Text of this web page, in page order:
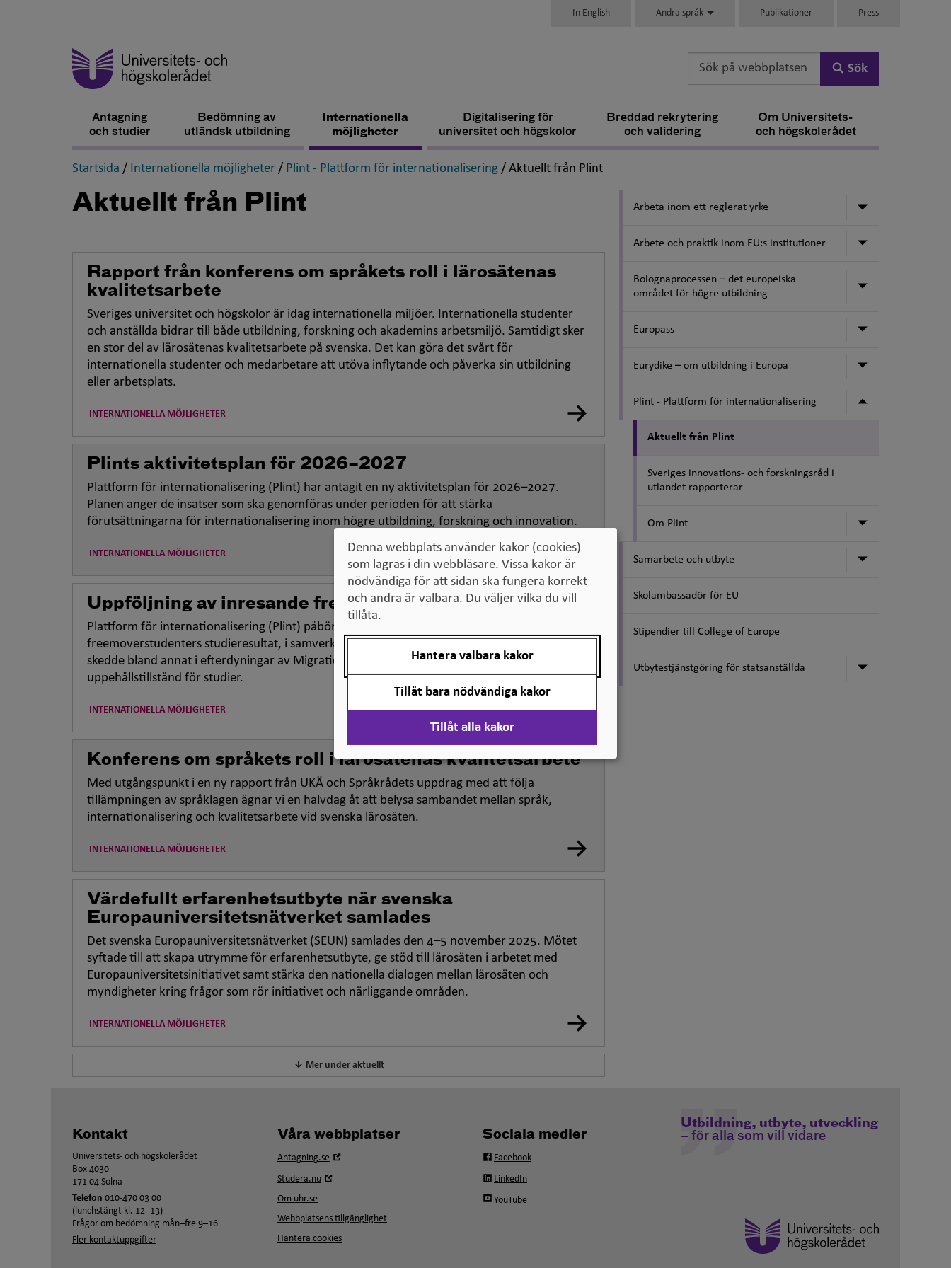
In English Andra språk Publikationer Press
Sök
Antagning
och studier
Bedömning av
utländsk utbildning
Internationella
möjligheter
Digitalisering för
universitet och högskolor
Breddad rekrytering
och validering
Om Universitets-
och högskolerådet
Startsida ,
/ Internationella möjligheter ,
/ Plint - Plattform för internationalisering ,
/ Aktuellt från Plint,
Aktuellt från Plint
Rapport från konferens om språkets roll i lärosätenas
kvalitetsarbete
Sveriges universitet och högskolor är idag internationella miljöer. Internationella studenter
och anställda bidrar till både utbildning, forskning och akademins arbetsmiljö. Samtidigt sker
en stor del av lärosätenas kvalitetsarbete på svenska. Det kan göra det svårt för
internationella studenter och medarbetare att utöva inflytande och påverka sin utbildning
eller arbetsplats.
INTERNATIONELLA MÖJLIGHETER
Plints aktivitetsplan för 2026–2027
Plattform för internationalisering (Plint) har antagit en ny aktivitetsplan för 2026–2027.
Planen anger de insatser som ska genomföras under perioden för att stärka
förutsättningarna för internationalisering inom högre utbildning, forskning och innovation.
INTERNATIONELLA MÖJLIGHETER
Uppföljning av inresande freemover studenter
Plattform för internationalisering (Plint) påbörjade hösten 2022 en uppföljning av inresande
freemoverstudenters studieresultat, i samverkan med bland andra SCB och UKÄ. Arbetet
skedde bland annat i efterdyningar av Migrationsverkets rapport Missbruk av
uppehållstillstånd för studier.
INTERNATIONELLA MÖJLIGHETER
Konferens om språkets roll i lärosätenas kvalitetsarbete
Med utgångspunkt i en ny rapport från UKÄ och Språkrådets uppdrag med att följa
tillämpningen av språklagen ägnar vi en halvdag åt att belysa sambandet mellan språk,
internationalisering och kvalitetsarbete vid svenska lärosäten.
INTERNATIONELLA MÖJLIGHETER
Värdefullt erfarenhetsutbyte när svenska
Europauniversitetsnätverket samlades
Det svenska Europauniversitetsnätverket (SEUN) samlades den 4–5 november 2025. Mötet
syftade till att skapa utrymme för erfarenhetsutbyte, ge stöd till lärosäten i arbetet med
Europauniversitetsinitiativet samt stärka den nationella dialogen mellan lärosäten och
myndigheter kring frågor som rör initiativet och närliggande områden.
INTERNATIONELLA MÖJLIGHETER
Mer under aktuellt
Arbeta inom ett reglerat yrke Undermeny
Arbete och praktik inom EU:s institutioner Undermeny
Bolognaprocessen ‒ det europeiska
området för högre utbildning
Undermeny
Europass Undermeny
Eurydike – om utbildning i Europa Undermeny
Plint - Plattform för internationalisering Undermeny
Aktuellt från Plint
Sveriges innovations- och forskningsråd i
utlandet rapporterar
Om Plint Undermeny
Samarbete och utbyte Undermeny
Skolambassadör för EU
Stipendier till College of Europe
Utbytestjänstgöring för statsanställda Undermeny
Kontakt
Universitets- och högskolerådet
Box 4030
171 04 Solna
Telefon 010-470 03 00
(lunchstängt kl. 12–13)
Frågor om bedömning mån–fre 9–16
Fler kontaktuppgifter
Våra webbplatser
Antagning.se
Studera.nu
fönster
Om uhr.se
Webbplatsens tillgänglighet
Hantera cookies
Sociala medier
Facebook
LinkedIn
YouTube
Utbildning, utbyte, utveckling
– för alla som vill vidare
Denna webbplats använder kakor (cookies)
som lagras i din webbläsare. Vissa kakor är
nödvändiga för att sidan ska fungera korrekt
och andra är valbara. Du väljer vilka du vill
tillåta.
Hantera valbara kakor
Tillåt bara nödvändiga kakor
Tillåt alla kakor